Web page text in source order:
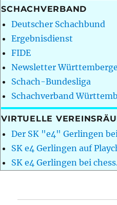
SCHACHVERBAND
Deutscher Schachbund
Ergebnisdienst
FIDE
Newsletter
Schach-Bundesliga
Schachverband
VIRTUELLE
Der SK "e4" Gerlingen
SK e4 Gerlingen auf
SK e4 Gerlingen bei